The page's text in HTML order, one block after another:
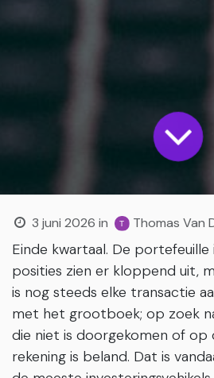
3 juni 2026 in Thomas Van
Einde kwartaal. De portefeuille
posities zien er kloppend uit,
is nog steeds elke transactie
met het grootboek; op zoek
die niet is doorgekomen of op
rekening is beland. Dat is